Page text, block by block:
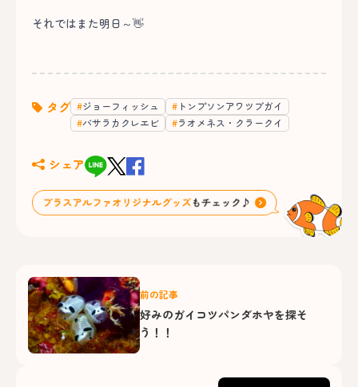
それではまた明日～👋
タグ ジョーフィッシュ
トンプソンアワツブガイ
バサラカクレエビ
ラオメネス・クラークイ
シェア
前の記事
好みのガイコツパンダホヤを探そ
う！！